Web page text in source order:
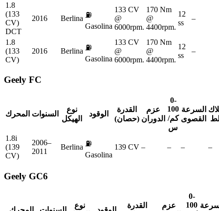
1.8
(133
CV)
DCT
2016 Berlina ⛽
Gasolina
133 CV
@
6000rpm.
170 Nm
@
4400rpm.
12
ss
–
1.8
(133
CV)
2016 Berlina ⛽
Gasolina
133 CV
@
6000rpm.
170 Nm
@
4400rpm.
12
ss
–
Geely FC
المحرك السنوات
نوع
الهيكل
الوقود
القدرة
(حصان)
عزم
الدوران
0-
100
كم/
س
السرعة
القصوى
1.8i
(139
CV)
2006–
2011
Berlina ⛽
Gasolina
139 CV – – – –
Geely GC6
نوع
القدرة
عزم
0-
100